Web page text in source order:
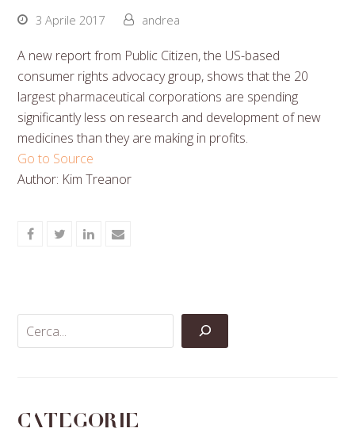
3 Aprile 2017 andrea
A new report from Public Citizen, the US-based
consumer rights advocacy group, shows that the 20
largest pharmaceutical corporations are spending
significantly less on research and development of new
medicines than they are making in profits.
Go to Source
Author: Kim Treanor
ShareShareShareShare
Categorie